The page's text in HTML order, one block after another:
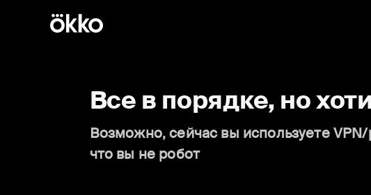
Все в порядке, но
Возможно, сейчас вы используете
что вы не робот